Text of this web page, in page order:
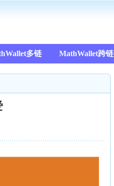
多链 MathWallet跨链